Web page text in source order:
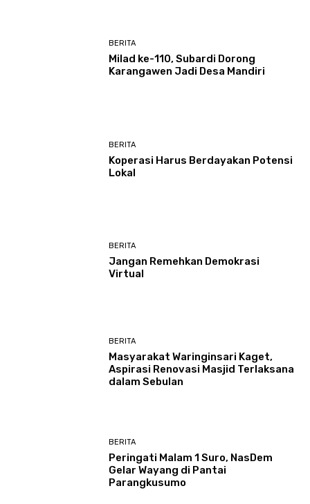
BERITA
Milad ke-110, Subardi Dorong
Karangawen Jadi Desa Mandiri
BERITA
Koperasi Harus Berdayakan Potensi
Lokal
BERITA
Jangan Remehkan Demokrasi
Virtual
BERITA
Masyarakat Waringinsari Kaget,
Aspirasi Renovasi Masjid Terlaksana
dalam Sebulan
BERITA
Peringati Malam 1 Suro, NasDem
Gelar Wayang di Pantai
Parangkusumo